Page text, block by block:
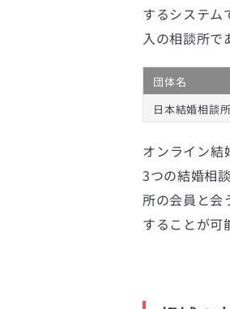
するシステム
入の相談所で
団体名
日本結婚相談
オンライン結
3つの結婚相
所の会員と会
することが可